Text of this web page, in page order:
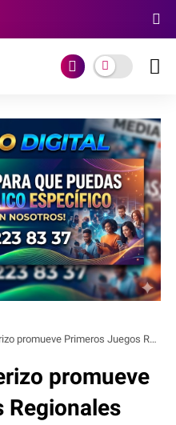
“Mi Frontera RD 2024”: un impulso para el desarrollo juvenil en la zona fronteriza
promueve
Regionales